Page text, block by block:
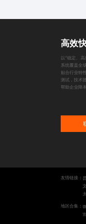
高效
以“稳定、
系统覆盖全
贴合行业特
测试，技术
帮助企业降
友情链接：
地区合集：